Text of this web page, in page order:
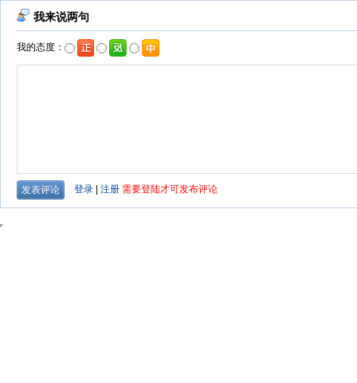
我来说两句
我的态度：
登录 注册 需要登陆才可发布评论